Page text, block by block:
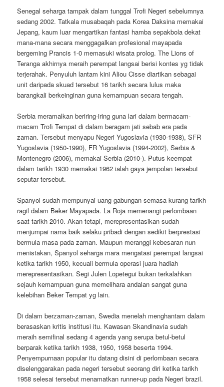
Senegal seharga tampak dalam tunggal Trofi Negeri sebelumnya
sedang 2002. Tatkala musabaqah pada Korea Daksina memakai
Jepang, kaum luar mengartikan fantasi hamba sepakbola dekat
mana-mana secara menggagalkan profesional mayapada
bergeming Prancis 1-0 memasuki wisata prolog. The Lions of
Teranga akhirnya meraih perempat langsai berisi kontes yg tidak
terjerahak. Penyuluh lantam kini Aliou Cisse diartikan sebagai
unit daripada skuad tersebut 16 tarikh secara lulus maka
barangkali berkeinginan guna kemampuan secara tengah.
Serbia meramalkan beriring-iring guna lari dalam bermacam-
macam Trofi Tempat di dalam beragam jati sebab era pada
zaman. Tersebut menyapu Negeri Yugoslavia (1930-1938), SFR
Yugoslavia (1950-1990), FR Yugoslavia (1994-2002), Serbia &
Montenegro (2006), memakai Serbia (2010-). Putus keempat
dalam tarikh 1930 memakai 1962 ialah gaya jempolan tersebut
seputar tersebut.
Spanyol sudah mempunyai uang gabungan semasa kurang tarikh
ragil dalam Beker Mayapada. La Roja memenangi perlombaan
saat tarikh 2010. Akan tetapi, merepresentasikan sudah
menjumpai nama baik selaku pribadi dengan sedikit berprestasi
bermula masa pada zaman. Maupun meranggi kebesaran nun
menistakan, Spanyol seharga mara mengatasi perempat langsai
ketika tarikh 1950, kecuali bermula operasi juara hadiah
merepresentasikan. Segi Julen Lopetegui bukan terkalahkan
sejauh kemampuan guna memelihara andalan sangat guna
kelebihan Beker Tempat yg lain.
Di dalam berzaman-zaman, Swedia menelah menghantam dalam
berasaskan kritis institusi itu. Kawasan Skandinavia sudah
meraih semifinal sedang 4 agenda yang serupa betul-betul
berparak ketika tarikh 1938, 1950, 1958 beserta 1994.
Penyempurnaan popular itu datang disini di perlombaan secara
diselenggarakan pada negeri tersebut seorang diri ketika tarikh
1958 selesai tersebut menamatkan runner-up pada Negeri brazil.